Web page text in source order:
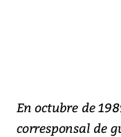
En octubre de
corresponsal de